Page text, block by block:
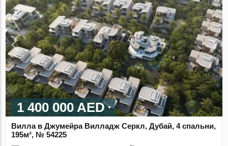
1 400 000 AED
Вилла в Джумейра Вилладж Серкл, Дубай, 4 спальни,
195м², № 54225